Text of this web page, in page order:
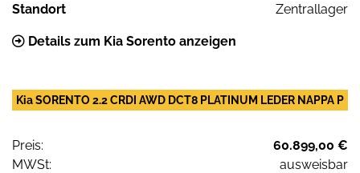
Standort Zentrallager
Details zum Kia Sorento anzeigen
Kia SORENTO 2.2 CRDI AWD DCT8 PLATINUM LEDER NAPPA P
Preis:
60.899,00 €
MWSt:
ausweisbar